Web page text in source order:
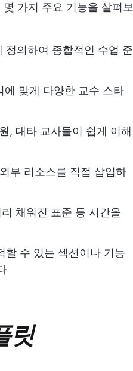
가지 주요 기능을 살펴보
정의하여 종합적인 수업 준
에 맞게 다양한 교수 스타
, 대타 교사들이 쉽게 이해
부 리소스를 직접 삽입하
채워진 표준 등 시간을
할 수 있는 섹션이나 기능
릿